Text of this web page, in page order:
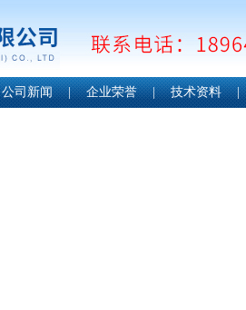
公司新闻 | 企业荣誉 | 技术资料 |